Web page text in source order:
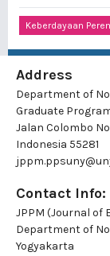
Keberdayaan
Address
Department of
Graduate
Jalan Colombo
Indonesia 55281
Contact Info:
JPPM (Journal of
Department of
Yogyakarta